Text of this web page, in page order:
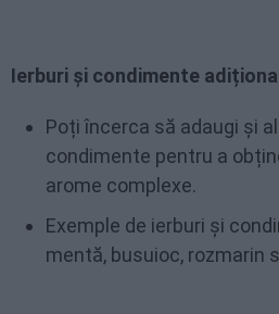
Ierburi și condimente
Poți încerca să adaugi și
condimente pentru a
arome complexe.
Exemple de ierburi și
mentă, busuioc, rozmarin